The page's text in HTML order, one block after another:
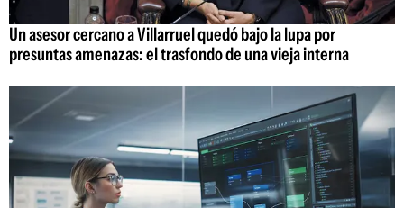
Un asesor cercano a Villarruel quedó bajo la lupa por
presuntas amenazas: el trasfondo de una vieja interna